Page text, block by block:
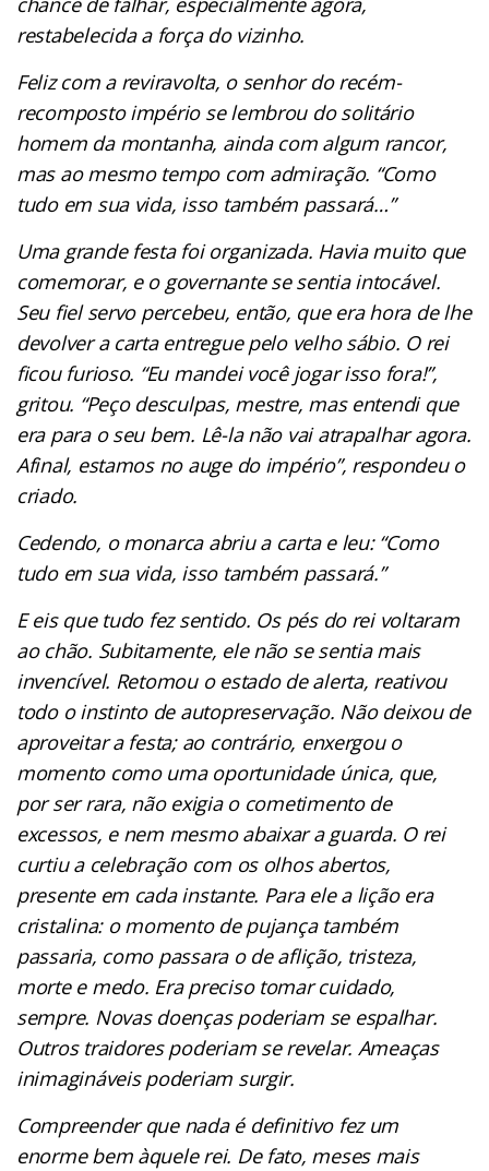
restabelecida a força do vizinho.
Feliz com a reviravolta, o senhor do recém-
recomposto império se lembrou do solitário
homem da montanha, ainda com algum rancor,
mas ao mesmo tempo com admiração. “Como
tudo em sua vida, isso também passará…”
Uma grande festa foi organizada. Havia muito que
comemorar, e o governante se sentia intocável.
Seu fiel servo percebeu, então, que era hora de lhe
devolver a carta entregue pelo velho sábio. O rei
ficou furioso. “Eu mandei você jogar isso fora!”,
gritou. “Peço desculpas, mestre, mas entendi que
era para o seu bem. Lê-la não vai atrapalhar agora.
Afinal, estamos no auge do império”, respondeu o
criado.
Cedendo, o monarca abriu a carta e leu: “Como
tudo em sua vida, isso também passará.”
E eis que tudo fez sentido. Os pés do rei voltaram
ao chão. Subitamente, ele não se sentia mais
invencível. Retomou o estado de alerta, reativou
todo o instinto de autopreservação. Não deixou de
aproveitar a festa; ao contrário, enxergou o
momento como uma oportunidade única, que,
por ser rara, não exigia o cometimento de
excessos, e nem mesmo abaixar a guarda. O rei
curtiu a celebração com os olhos abertos,
presente em cada instante. Para ele a lição era
cristalina: o momento de pujança também
passaria, como passara o de aflição, tristeza,
morte e medo. Era preciso tomar cuidado,
sempre. Novas doenças poderiam se espalhar.
Outros traidores poderiam se revelar. Ameaças
inimagináveis poderiam surgir.
Compreender que nada é definitivo fez um
enorme bem àquele rei. De fato, meses mais